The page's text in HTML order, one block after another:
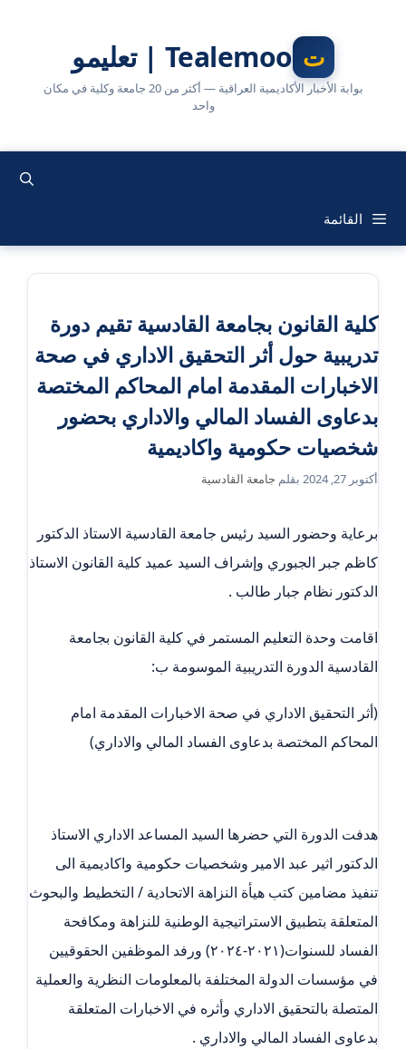
Tealemoo | تعليمو
بوابة الأخبار الأكاديمية العراقية — أكثر من 20 جامعة وكلية في مكان
واحد
القائمة
كلية القانون بجامعة القادسية تقيم دورة
تدريبية حول أثر التحقيق الاداري في صحة
الاخبارات المقدمة امام المحاكم المختصة
بدعاوى الفساد المالي والاداري بحضور
شخصيات حكومية واكاديمية
أكتوبر 27, 2024 بقلم جامعة القادسية
برعاية وحضور السيد رئيس جامعة القادسية الاستاذ الدكتور
كاظم جبر الجبوري وإشراف السيد عميد كلية القانون الاستاذ
الدكتور نظام جبار طالب .
اقامت وحدة التعليم المستمر في كلية القانون بجامعة
القادسية الدورة التدريبية الموسومة ب:
(أثر التحقيق الاداري في صحة الاخبارات المقدمة امام
المحاكم المختصة بدعاوى الفساد المالي والاداري)
هدفت الدورة التي حضرها السيد المساعد الاداري الاستاذ
الدكتور اثير عبد الامير وشخصيات حكومية واكاديمية الى
تنفيذ مضامين كتب هيأة النزاهة الاتحادية / التخطيط والبحوث
المتعلقة بتطبيق الاستراتيجية الوطنية للنزاهة ومكافحة
الفساد للسنوات(٢٠٢١-٢٠٢٤) ورفد الموظفين الحقوقيين
في مؤسسات الدولة المختلفة بالمعلومات النظرية والعملية
المتصلة بالتحقيق الاداري وأثره في الاخبارات المتعلقة
بدعاوى الفساد المالي والاداري .